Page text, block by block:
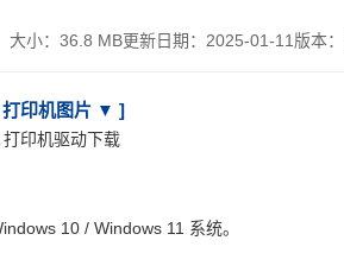
大小： 36.8 MB更新日期： 2025-01-11 版本：
打印机图片 ▼ ]
印机驱动下载
10 / Windows 11 系统。